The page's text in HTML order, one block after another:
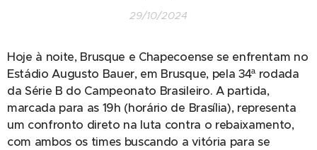
29/10/2024
Hoje à noite, Brusque e Chapecoense se enfrentam no
Estádio Augusto Bauer, em Brusque, pela 34ª rodada
da Série B do Campeonato Brasileiro. A partida,
marcada para as 19h (horário de Brasília), representa
um confronto direto na luta contra o rebaixamento,
com ambos os times buscando a vitória para se